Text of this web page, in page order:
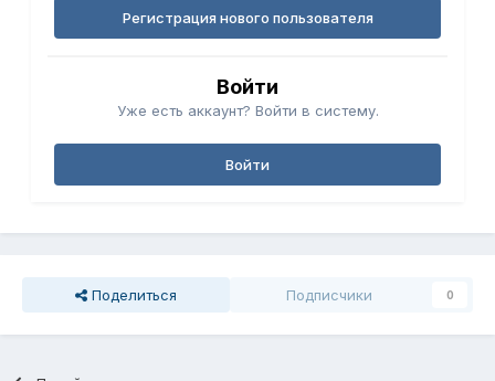
Регистрация нового пользователя
Войти
Уже есть аккаунт? Войти в систему.
Войти
Поделиться Подписчики 0